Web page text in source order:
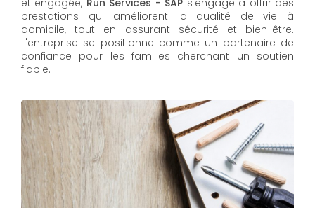
et engagée, Run Services - SAP s'engage à offrir des
prestations qui améliorent la qualité de vie à
domicile, tout en assurant sécurité et bien-être.
L'entreprise se positionne comme un partenaire de
confiance pour les familles cherchant un soutien
fiable.